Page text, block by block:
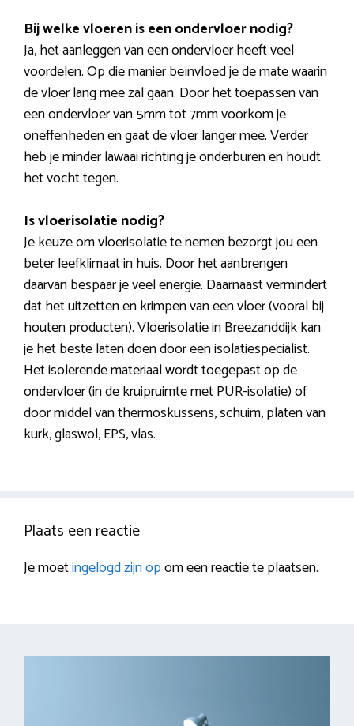
Bij welke vloeren is een ondervloer nodig?
Ja, het aanleggen van een ondervloer heeft veel
voordelen. Op die manier beïnvloed je de mate waarin
de vloer lang mee zal gaan. Door het toepassen van
een ondervloer van 5mm tot 7mm voorkom je
oneffenheden en gaat de vloer langer mee. Verder
heb je minder lawaai richting je onderburen en houdt
het vocht tegen.
Is vloerisolatie nodig?
Je keuze om vloerisolatie te nemen bezorgt jou een
beter leefklimaat in huis. Door het aanbrengen
daarvan bespaar je veel energie. Daarnaast vermindert
dat het uitzetten en krimpen van een vloer (vooral bij
houten producten). Vloerisolatie in Breezanddijk kan
je het beste laten doen door een isolatiespecialist.
Het isolerende materiaal wordt toegepast op de
ondervloer (in de kruipruimte met PUR-isolatie) of
door middel van thermoskussens, schuim, platen van
kurk, glaswol, EPS, vlas.
Plaats een reactie
Je moetingelogd zijn opom een reactie te plaatsen.